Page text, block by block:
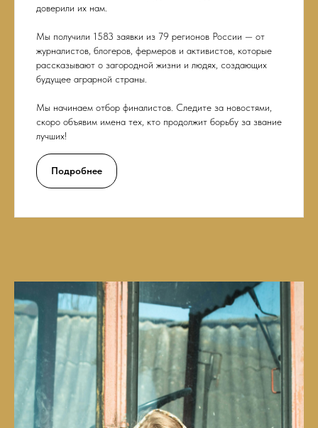
доверили их нам.
Мы получили 1583 заявки из 79 регионов России — от
журналистов, блогеров, фермеров и активистов, которые
рассказывают о загородной жизни и людях, создающих
будущее аграрной страны.
Мы начинаем отбор финалистов. Следите за новостями,
скоро объявим имена тех, кто продолжит борьбу за звание
лучших!
Подробнее